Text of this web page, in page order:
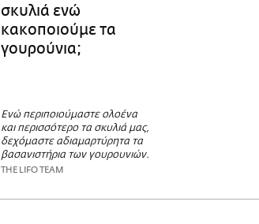
σκυλιά ενώ
κακοποιούμε τα
γουρούνια;
Ενώ περιποιούμαστε ολοένα
και περισσότερο τα σκυλιά μας,
δεχόμαστε αδιαμαρτύρητα τα
βασανιστήρια των γουρουνιών.
THE LIFO TEAM